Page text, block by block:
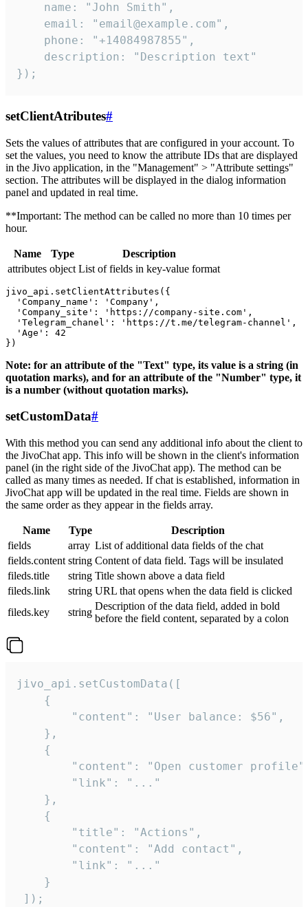
    name: "John Smith",
    email: "email@example.com",
    phone: "+14084987855",
    description: "Description text"
});
setClientAtributes#
Sets the values ​​of attributes that are configured in your account. To
set the values, you need to know the attribute IDs that are displayed
in the Jivo application, in the "Management" > "Attribute settings"
section. The attributes will be displayed in the dialog information
panel and updated in real time.
**Important: The method can be called no more than 10 times per
hour.
Name Type
Description
attributes object List of fields in key-value format
jivo_api.setClientAttributes({
  'Company_name': 'Company',
  'Company_site': 'https://company-site.com',
  'Telegram_chanel': 'https://t.me/telegram-channel',
  'Age': 42
Note: for an attribute of the "Text" type, its value is a string (in
quotation marks), and for an attribute of the "Number" type, it
is a number (without quotation marks).
setCustomData#
With this method you can send any additional info about the client to
the JivoChat app. This info will be shown in the client's information
panel (in the right side of the JivoChat app). The method can be
called as many times as needed. If chat is established, information in
JivoChat app will be updated in the real time. Fields are shown in
the same order as they appear in the fields array.
Name Type
Description
fields
array List of additional data fields of the chat
fields.content string Content of data field. Tags will be insulated
fileds.title
string Title shown above a data field
fileds.link
string URL that opens when the data field is clicked
fileds.key
string
Description of the data field, added in bold
before the field content, separated by a colon
jivo_api.setCustomData([
    {
        "content": "User balance: $56",
    },
    {
"content": "Open customer
        "link": "..."
    },
    {
        "title": "Actions",
        "content": "Add contact",
        "link": "..."
    }
]);